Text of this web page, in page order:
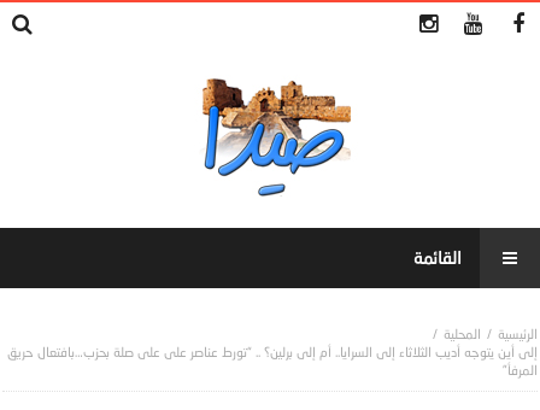
المحلية
إلى أين يتوجه أديب الثلاثاء إلى السرايا.. أم إلى برلين؟ .. “تورط عناصر على على صلة بحزب…بافتعال حريق
المرفأ”